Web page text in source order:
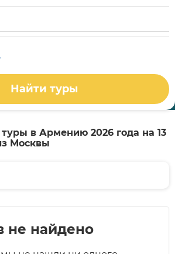
Найти туры
в Армению 2026 года на 13
Москвы
не найдено